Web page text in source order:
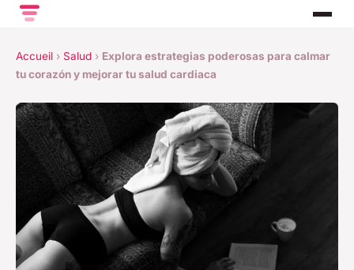
Accueil › Salud › Explora estrategias poderosas para calmar
tu corazón y mejorar tu salud cardiaca